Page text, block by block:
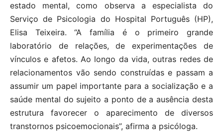
estado mental, como observa a especialista do
Serviço de Psicologia do Hospital Português (HP),
Elisa Teixeira. “A família é o primeiro grande
laboratório de relações, de experimentações de
vínculos e afetos. Ao longo da vida, outras redes de
relacionamentos vão sendo construídas e passam a
assumir um papel importante para a socialização e a
saúde mental do sujeito a ponto de a ausência desta
estrutura favorecer o aparecimento de diversos
transtornos psicoemocionais”, afirma a psicóloga.